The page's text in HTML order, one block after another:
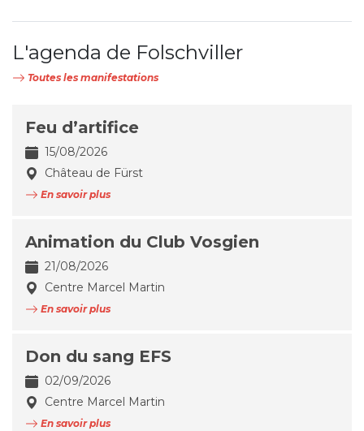
L'agenda de Folschviller
Toutes les manifestations
Feu d’artifice
15/08/2026
Château de Fürst
En savoir plus
Animation du Club Vosgien
21/08/2026
Centre Marcel Martin
En savoir plus
Don du sang EFS
02/09/2026
Centre Marcel Martin
En savoir plus